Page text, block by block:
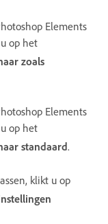
Elements
op het
zoals
Elements
op het
standaard.
klikt u op